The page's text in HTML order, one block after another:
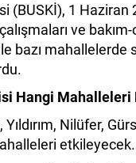
(BUSKİ), 1 Haziran
ve bakım-
bazı mahallelerde
Hangi Mahalleleri
Nilüfer,
etkileyecek.